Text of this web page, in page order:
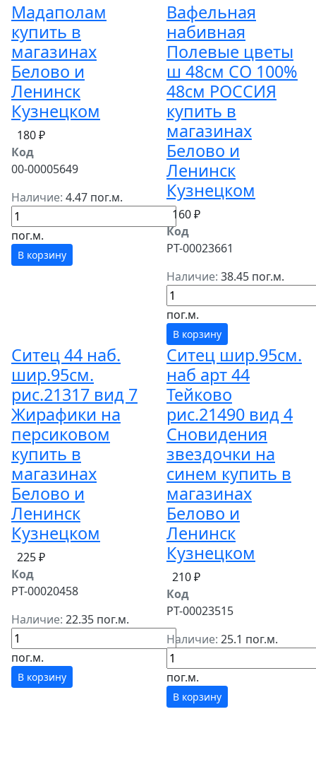
Мадаполам
купить в
магазинах
Белово и
Ленинск
Кузнецком
180 ₽
Код
00-00005649
Наличие: 4.47 пог.м.
пог.м.
В корзину
Вафельная
набивная
Полевые цветы
ш 48см СО 100%
48см РОССИЯ
купить в
магазинах
Белово и
Ленинск
Кузнецком
160 ₽
Код
РТ-00023661
Наличие: 38.45 пог.м.
пог.м.
В корзину
Ситец 44 наб.
шир.95см.
рис.21317 вид 7
Жирафики на
персиковом
купить в
магазинах
Белово и
Ленинск
Кузнецком
225 ₽
Код
РТ-00020458
Наличие: 22.35 пог.м.
пог.м.
В корзину
Ситец шир.95см.
наб арт 44
Тейково
рис.21490 вид 4
Сновидения
звездочки на
синем купить в
магазинах
Белово и
Ленинск
Кузнецком
210 ₽
Код
РТ-00023515
Наличие: 25.1 пог.м.
пог.м.
В корзину